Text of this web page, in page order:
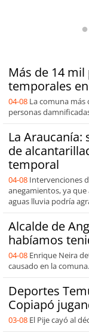
Más de 14
temporales
04-08 La comuna más
personas
La Araucanía:
de
temporal
04-08 Intervenciones
anegamientos, ya
aguas lluvia podría
Alcalde de
habíamos
04-08 Enrique Neira
causado en la comuna.
Deportes
Copiapó
03-08 El Pije cayó al